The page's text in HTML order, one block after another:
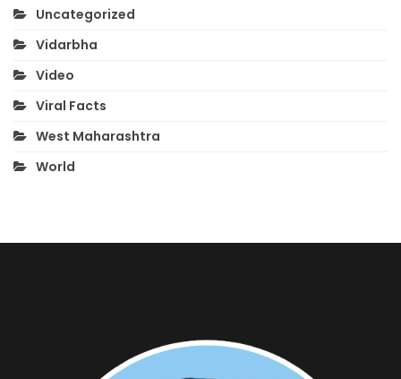
Uncategorized
Vidarbha
Video
Viral Facts
West Maharashtra
World